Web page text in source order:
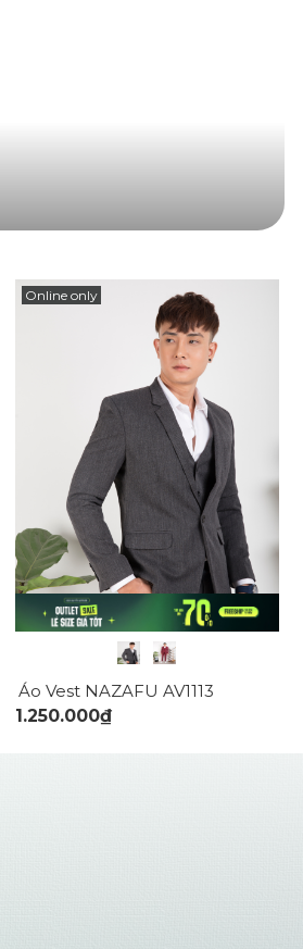
Form áo body ôm dáng vừa vặn
mẻ đem lại nét trẻ trung, cá tính và
tiện lợi cho sản phẩm. Phối viền
Online only
Áo Vest NAZAFU AV1113
1.250.000₫